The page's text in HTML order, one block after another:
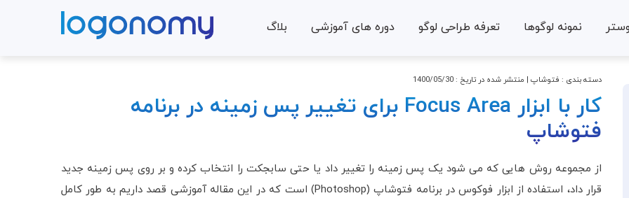
نمونه لوگوها تعرفه طراحی لوگو دوره های آموزشی بلاگ
دسته بندی : فتوشاپ | منتشر شده در تاریخ :1400/05/30
کار با ابزار Focus Area برای تغییر پس زمینه در برنامه
فتوشاپ
از مجموعه روش هایی که می شود یک پس زمینه را تغییر داد یا حتی سابجکت را انتخاب کرده و بر روی پس زمینه جدید
قرار داد، استفاده از ابزار فوکوس در برنامه فتوشاپ (Photoshop) است که در این مقاله آموزشی قصد داریم به طور کامل